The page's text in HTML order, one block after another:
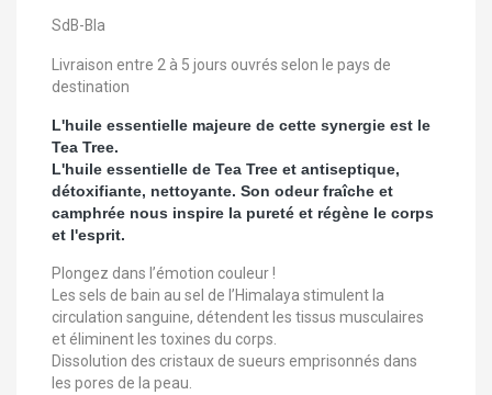
SdB-Bla
Livraison entre 2 à 5 jours ouvrés selon le pays de
destination
L'huile essentielle majeure de cette synergie est le
Tea Tree.
L'huile essentielle de Tea Tree et antiseptique,
détoxifiante, nettoyante. Son odeur fraîche et
camphrée nous inspire la pureté et régène le corps
et l'esprit.
Plongez dans l’émotion couleur !
Les sels de bain au sel de l’Himalaya stimulent la
circulation sanguine, détendent les tissus musculaires
et éliminent les toxines du corps.
Dissolution des cristaux de sueurs emprisonnés dans
les pores de la peau.